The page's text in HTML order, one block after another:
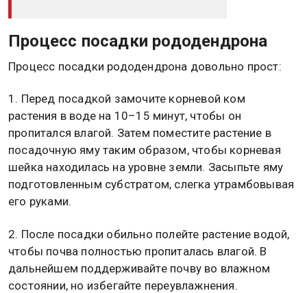
Процесс посадки рододендрона
Процесс посадки рододендрона довольно прост:
1. Перед посадкой замочите корневой ком
растения в воде на 10–15 минут, чтобы он
пропитался влагой. Затем поместите растение в
посадочную яму таким образом, чтобы корневая
шейка находилась на уровне земли. Засыпьте яму
подготовленным субстратом, слегка утрамбовывая
его руками.
2. После посадки обильно полейте растение водой,
чтобы почва полностью пропиталась влагой. В
дальнейшем поддерживайте почву во влажном
состоянии, но избегайте переувлажнения.